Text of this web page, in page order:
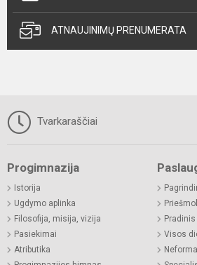
ATNAUJINIMŲ PRENUMERATA
Tvarkaraščiai
Progimnazija
Istorija
Ugdymo aplinka
Filosofija, misija, vizija
Pasiekimai
Atributika
Visos